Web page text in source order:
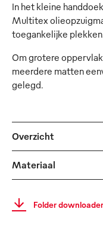
In het kleine
Multitex
toegankelijke
Om grotere
meerdere matten
gelegd.
Overzicht
Materiaal
Folder